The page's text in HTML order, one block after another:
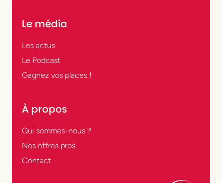
Le média
Les actus
Le Podcast
Gagnez vos places !
À propos
Qui sommes-nous ?
Nos offres pros
Contact